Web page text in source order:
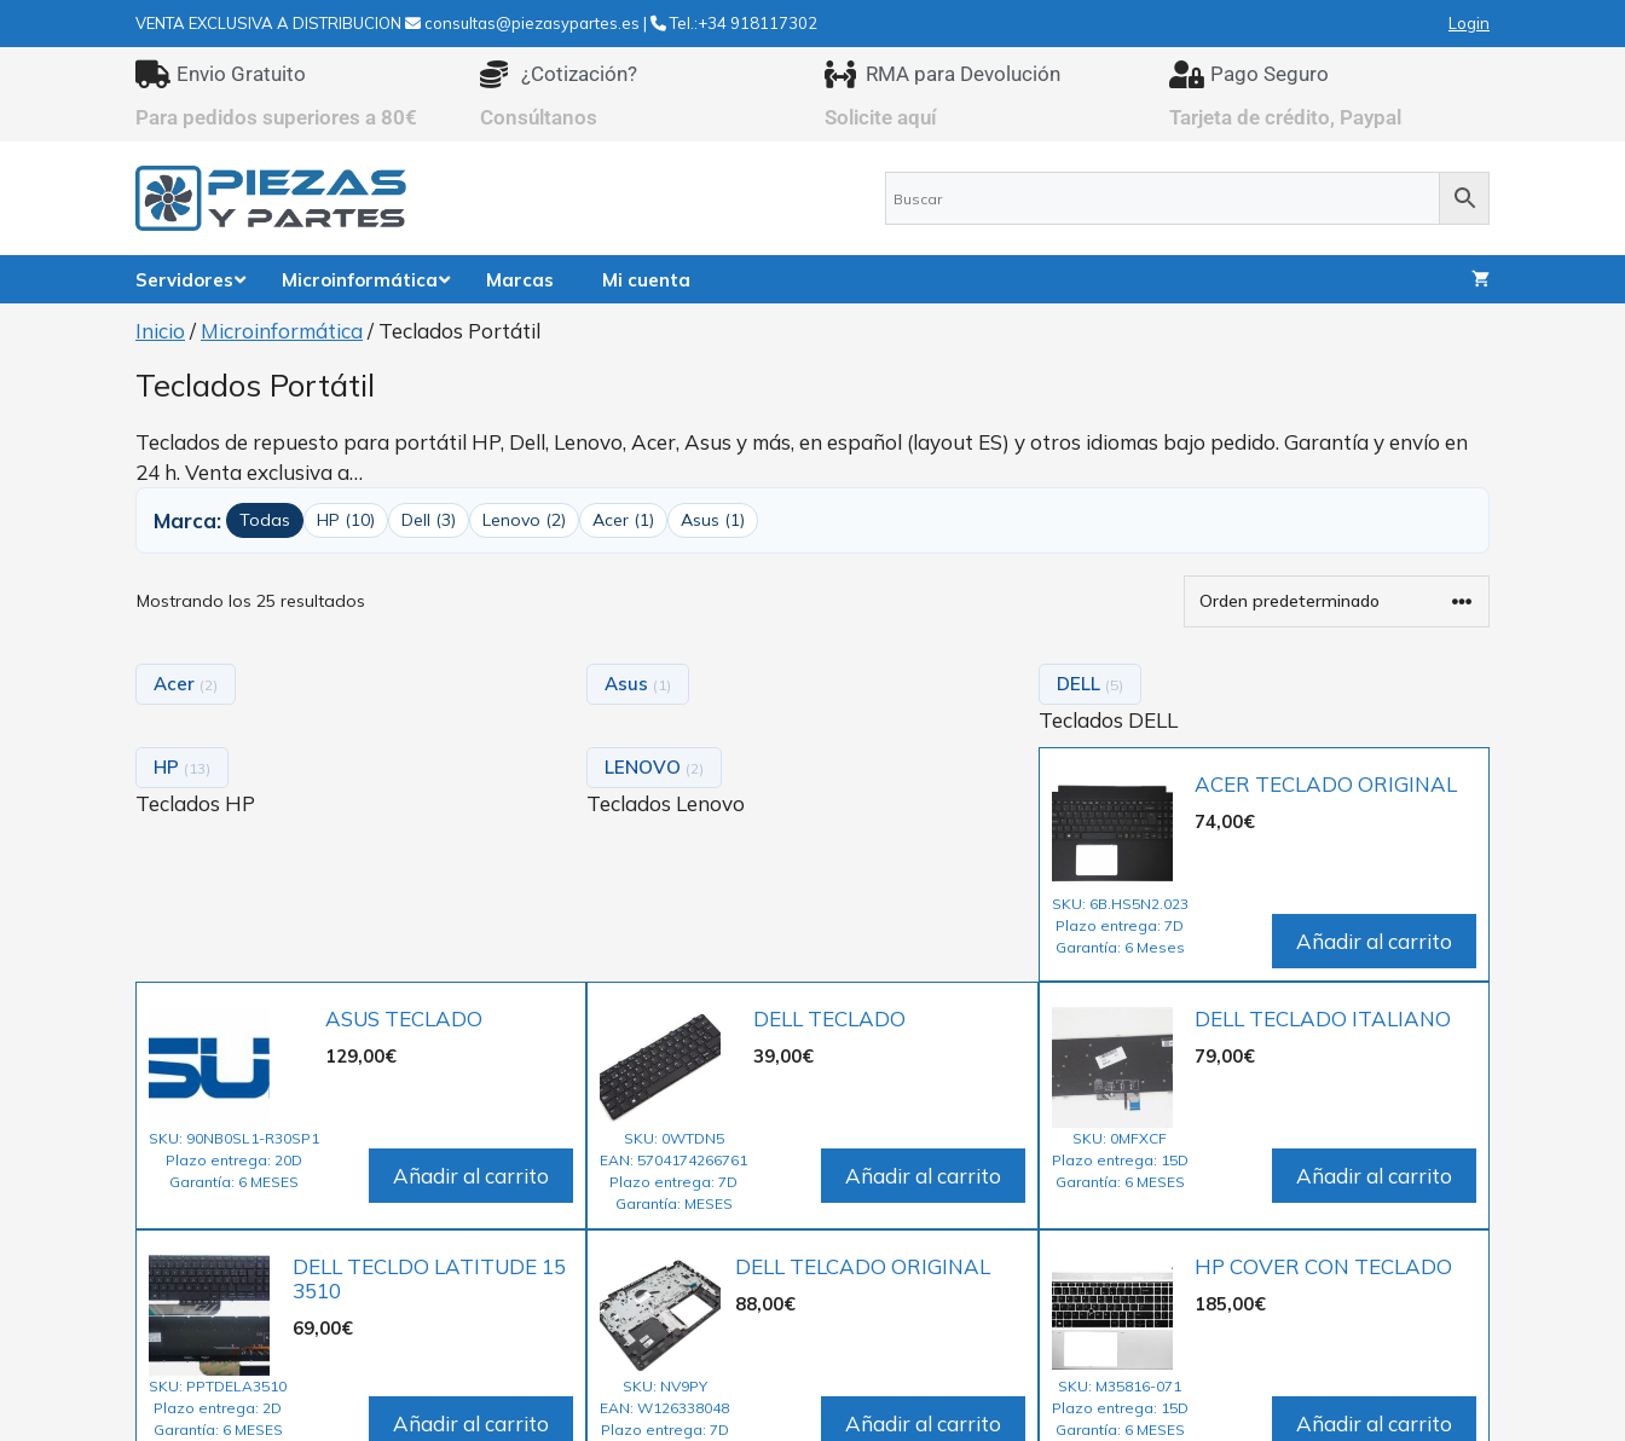
Login
VENTA EXCLUSIVA A DISTRIBUCION consultas@piezasypartes.es | Tel.:+34 918117302
Envio Gratuito
Para pedidos superiores a 80€
¿Cotización?
Consúltanos
RMA para Devolución
Solicite aquí
Pago Seguro
Tarjeta de crédito, Paypal
Servidores Microinformática Marcas Mi cuenta
Inicio / Microinformática/ Teclados Portátil
Teclados Portátil
Teclados de repuesto para portátil HP, Dell, Lenovo, Acer, Asus y más, en español (layout ES) y otros idiomas bajo pedido. Garantía y envío en
24 h. Venta exclusiva a…
Marca:
Todas HP (10) Dell (3) Lenovo (2) Acer (1) Asus (1)
Mostrando los 25 resultados
Acer (2) Asus (1) DELL (5)
Teclados DELL
HP (13)
Teclados HP
LENOVO (2)
Teclados Lenovo
SKU: 6B.HS5N2.023
Plazo entrega: 7D
Garantía: 6 Meses
ACER TECLADO ORIGINAL
74,00€
Añadir al carrito
SKU: 90NB0SL1-R30SP1
Plazo entrega: 20D
Garantía: 6 MESES
ASUS TECLADO
129,00€
Añadir al carrito
SKU: 0WTDN5
EAN: 5704174266761
Plazo entrega: 7D
Garantía: MESES
DELL TECLADO
39,00€
Añadir al carrito
SKU: 0MFXCF
Plazo entrega: 15D
Garantía: 6 MESES
DELL TECLADO ITALIANO
79,00€
Añadir al carrito
SKU: PPTDELA3510
Plazo entrega: 2D
Garantía: 6 MESES
DELL TECLDO LATITUDE 15
3510
69,00€
Añadir al carrito
SKU: NV9PY
EAN: W126338048
Plazo entrega: 7D
DELL TELCADO ORIGINAL
88,00€
Añadir al carrito
SKU: M35816-071
Plazo entrega: 15D
Garantía: 6 MESES
HP COVER CON TECLADO
185,00€
Añadir al carrito